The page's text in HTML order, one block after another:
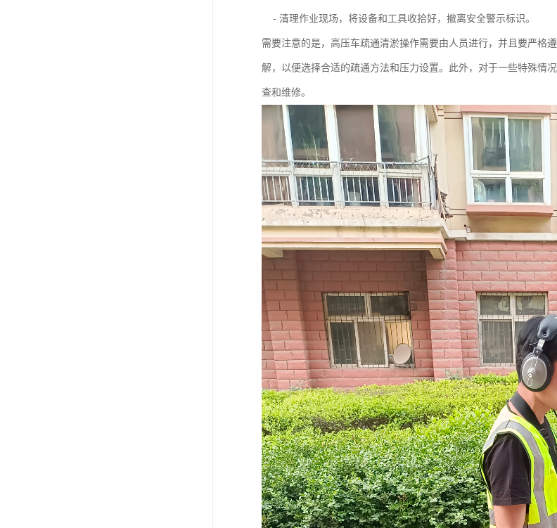
- 清理作业现场，将设备和工具收拾好，撤离安全警示标识。
需要注意的是，高压车疏通清淤操作需要由人员进行，并且要严格
解，以便选择合适的疏通方法和压力设置。此外，对于一些特殊情
查和维修。